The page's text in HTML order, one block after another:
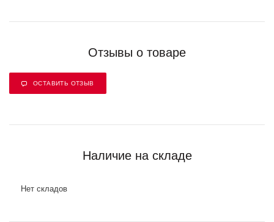
Отзывы о товаре
ОСТАВИТЬ ОТЗЫВ
Наличие на складе
Нет складов